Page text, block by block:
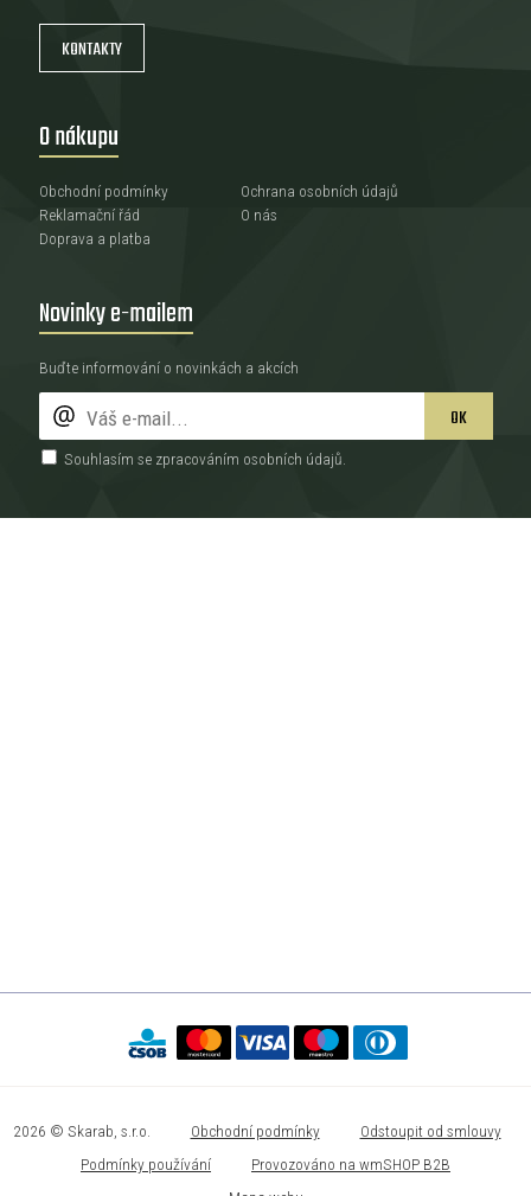
KONTAKTY
O nákupu
Obchodní podmínky
Reklamační řád
Doprava a platba
Ochrana osobních údajů
O nás
Novinky e-mailem
Buďte informování o novinkách a akcích
OK
Souhlasím se zpracováním osobních údajů
2026 © Skarab, s.r.o. Obchodní podmínky
Odstoupit od smlouvy
Podmínky používání
Provozováno na wmSHOP B2B